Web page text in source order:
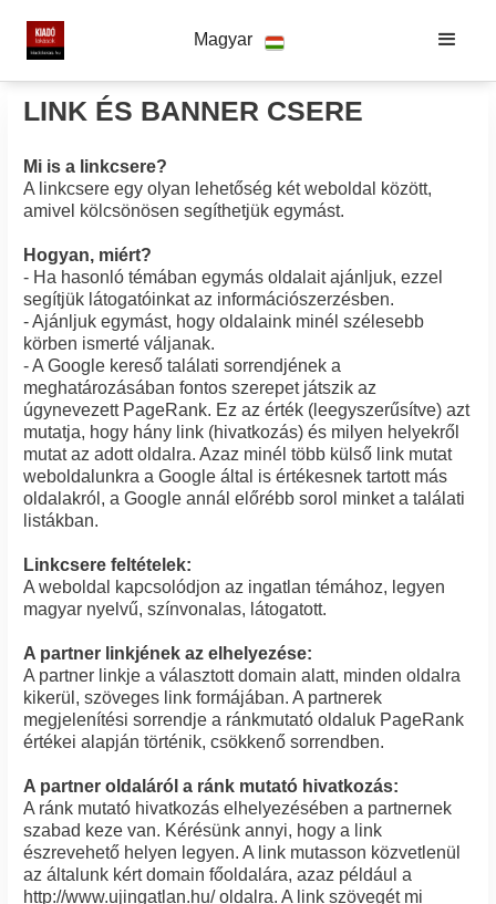
Magyar
LINK ÉS BANNER CSERE
Mi is a linkcsere?
A linkcsere egy olyan lehetőség két weboldal között,
amivel kölcsönösen segíthetjük egymást.
Hogyan, miért?
- Ha hasonló témában egymás oldalait ajánljuk, ezzel
segítjük látogatóinkat az információszerzésben.
- Ajánljuk egymást, hogy oldalaink minél szélesebb
körben ismerté váljanak.
- A Google kereső találati sorrendjének a
meghatározásában fontos szerepet játszik az
úgynevezett PageRank. Ez az érték (leegyszerűsítve) azt
mutatja, hogy hány link (hivatkozás) és milyen helyekről
mutat az adott oldalra. Azaz minél több külső link mutat
weboldalunkra a Google által is értékesnek tartott más
oldalakról, a Google annál előrébb sorol minket a találati
listákban.
Linkcsere feltételek:
A weboldal kapcsolódjon az ingatlan témához, legyen
magyar nyelvű, színvonalas, látogatott.
A partner linkjének az elhelyezése:
A partner linkje a választott domain alatt, minden oldalra
kikerül, szöveges link formájában. A partnerek
megjelenítési sorrendje a ránkmutató oldaluk PageRank
értékei alapján történik, csökkenő sorrendben.
A partner oldaláról a ránk mutató hivatkozás:
A ránk mutató hivatkozás elhelyezésében a partnernek
szabad keze van. Kérésünk annyi, hogy a link
észrevehető helyen legyen. A link mutasson közvetlenül
az általunk kért domain főoldalára, azaz például a
http://www.ujingatlan.hu/ oldalra. A link szövegét mi